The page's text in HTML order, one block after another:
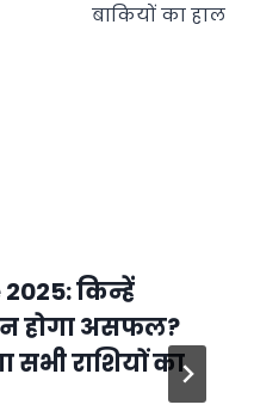
बाकियों का हाल
किन्हें
होगा असफल?
राशियों का